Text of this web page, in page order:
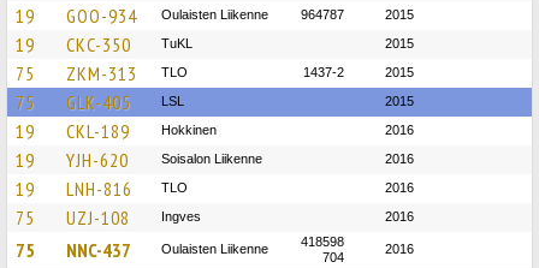
19 GOO-934 Oulaisten Liikenne 964787 2015
19 CKC-350 TuKL 2015
75 ZKM-313 TLO 1437-2 2015
75 GLK-405 LSL 2015
19 CKL-189 Hokkinen 2016
19 YJH-620 Soisalon Liikenne 2016
19 LNH-816 TLO 2016
75 UZJ-108 Ingves 2016
75 NNC-437 Oulaisten Liikenne
418598
704
2016